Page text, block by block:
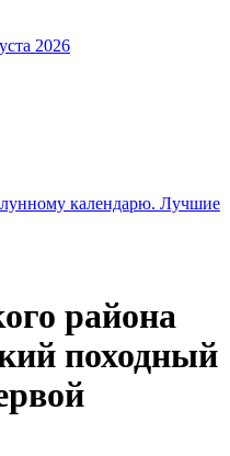
2026
календарю. Лучшие
района
походный